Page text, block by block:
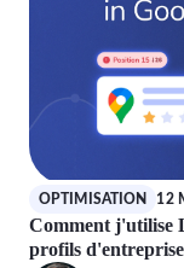
OPTIMISATION 12
Comment j'utilise
profils